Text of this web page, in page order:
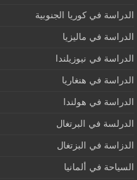
الدراسة في كوريا الجنوبية
الدراسة في ماليزيا
الدراسة في نيوزيلندا
الدراسة في هنغاريا
الدراسة في هولندا
الدرلسة في البرتغال
الدزاسة في البزتغال
السياحة في ألمانيا